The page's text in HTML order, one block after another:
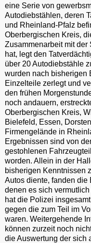
eine Serie von
Autodiebstählen, deren
und Rheinland-Pfalz
Oberbergischen Kreis,
Zusammenarbeit mit der
hat, legt den
über 20 Autodiebstähle
wurden nach bisherigen
Einzelteile zerlegt und
den frühen
noch andauern,
Oberbergischen Kreis,
Bielefeld, Essen,
Firmengelände in
Ergebnissen sind von
gestohlenen
worden. Allein in der
bisherigen Kenntnissen
Autos diente, fanden die
denen es sich
hat die Polizei
gegen die zum Teil im
waren. Weitergehende
können zurzeit noch
die Auswertung der sich